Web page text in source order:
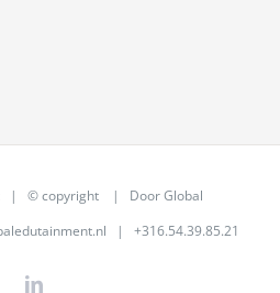
| © copyright | DoorGlobal
| +316.54.39.85.21
LinkedIn